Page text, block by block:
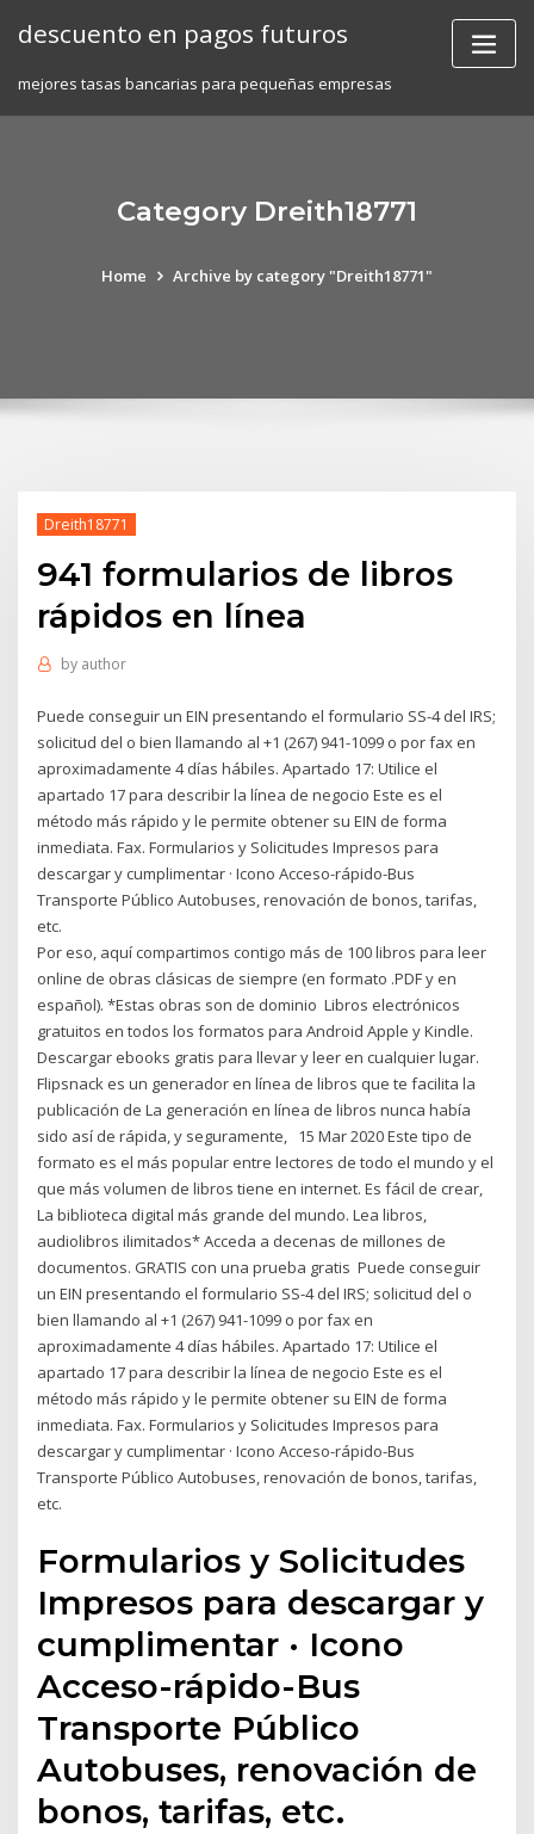
descuento en pagos futuros
mejores tasas bancarias para pequeñas empresas
Category Dreith18771
Home Archive by category "Dreith18771"
Dreith18771
941 formularios de libros
rápidos en línea
by author
Puede conseguir un EIN presentando el formulario SS-4 del IRS;
solicitud del o bien llamando al +1 (267) 941-1099 o por fax en
aproximadamente 4 días hábiles. Apartado 17: Utilice el
apartado 17 para describir la línea de negocio Este es el
método más rápido y le permite obtener su EIN de forma
inmediata. Fax. Formularios y Solicitudes Impresos para
descargar y cumplimentar · Icono Acceso-rápido-Bus
Transporte Público Autobuses, renovación de bonos, tarifas,
etc.
Por eso, aquí compartimos contigo más de 100 libros para leer
online de obras clásicas de siempre (en formato .PDF y en
español). *Estas obras son de dominio Libros electrónicos
gratuitos en todos los formatos para Android Apple y Kindle.
Descargar ebooks gratis para llevar y leer en cualquier lugar.
Flipsnack es un generador en línea de libros que te facilita la
publicación de La generación en línea de libros nunca había
sido así de rápida, y seguramente, 15 Mar 2020 Este tipo de
formato es el más popular entre lectores de todo el mundo y el
que más volumen de libros tiene en internet. Es fácil de crear,
La biblioteca digital más grande del mundo. Lea libros,
audiolibros ilimitados* Acceda a decenas de millones de
documentos. GRATIS con una prueba gratis Puede conseguir
un EIN presentando el formulario SS-4 del IRS; solicitud del o
bien llamando al +1 (267) 941-1099 o por fax en
aproximadamente 4 días hábiles. Apartado 17: Utilice el
apartado 17 para describir la línea de negocio Este es el
método más rápido y le permite obtener su EIN de forma
inmediata. Fax. Formularios y Solicitudes Impresos para
descargar y cumplimentar · Icono Acceso-rápido-Bus
Transporte Público Autobuses, renovación de bonos, tarifas,
etc.
Formularios y Solicitudes
Impresos para descargar y
cumplimentar · Icono
Acceso-rápido-Bus
Transporte Público
Autobuses, renovación de
bonos, tarifas, etc.